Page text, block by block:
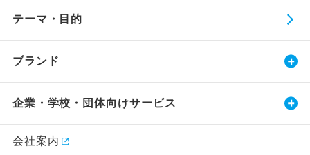
テーマ・目的
ブランド
企業・学校・団体向けサービス
会社案内